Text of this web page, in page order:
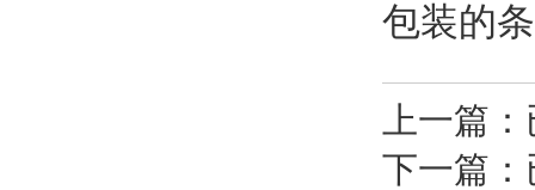
包装的
上一篇
下一篇